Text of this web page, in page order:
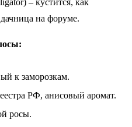
– кустится, как
на форуме.
к заморозкам.
РФ, анисовый аромат.
росы.